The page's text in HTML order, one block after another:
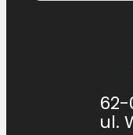
62-
ul.